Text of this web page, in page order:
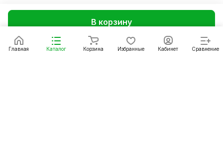
В корзину
Главная Каталог Корзина Избранные Кабинет Сравнение